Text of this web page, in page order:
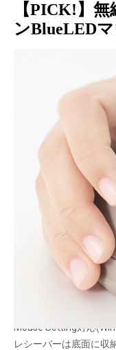
【PICK!】
ンBlueLED
指先に新感覚
メーカー希望小売価格：
¥6,550 + 税
つまみ持ちできる新感
全てのボタンを静音化
左右ボタンに300万回
読み取り能力の高い
「進む」「戻る」ボタ
「進む・戻る・ホイー
Mouse Setting対応
レシーバーは底面に収